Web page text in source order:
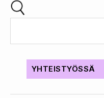
YHTEISTYÖSSÄ